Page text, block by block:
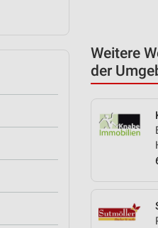
Weitere
der